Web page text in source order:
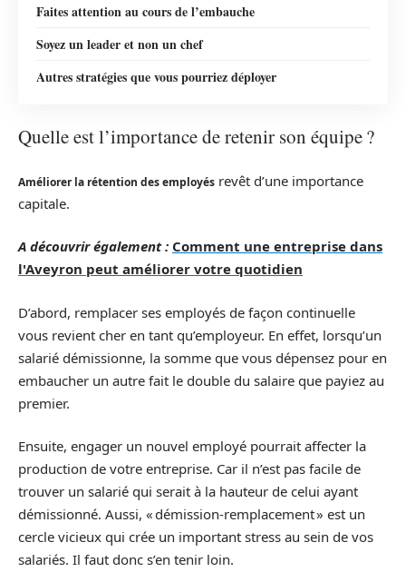
Faites attention au cours de l’embauche
Soyez un leader et non un chef
Autres stratégies que vous pourriez déployer
Quelle est l’importance de retenir son équipe ?
Améliorer la rétention des employés revêt d’une importance
capitale.
A découvrir également : Comment une entreprise dans
l'Aveyron peut améliorer votre quotidien
D’abord, remplacer ses employés de façon continuelle
vous revient cher en tant qu’employeur. En effet, lorsqu’un
salarié démissionne, la somme que vous dépensez pour en
embaucher un autre fait le double du salaire que payiez au
premier.
Ensuite, engager un nouvel employé pourrait affecter la
production de votre entreprise. Car il n’est pas facile de
trouver un salarié qui serait à la hauteur de celui ayant
démissionné. Aussi, « démission-remplacement » est un
cercle vicieux qui crée un important stress au sein de vos
salariés. Il faut donc s’en tenir loin.